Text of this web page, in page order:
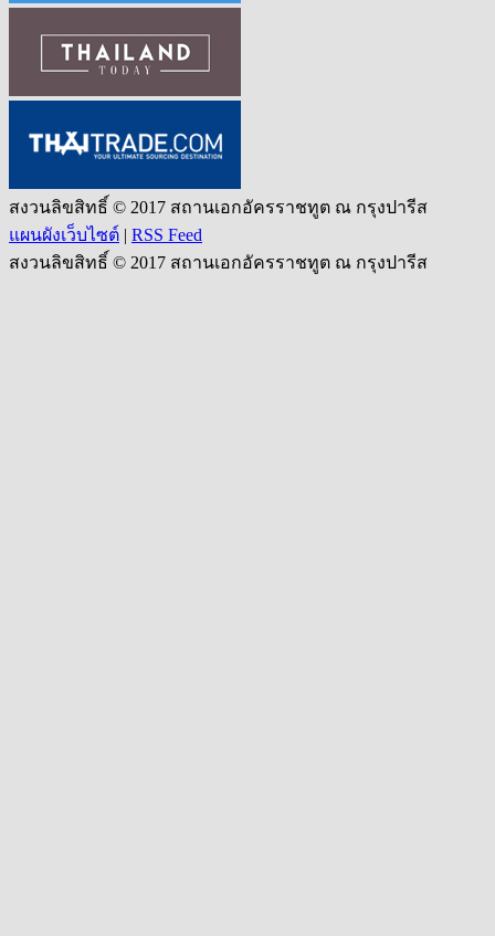
สงวนลิขสิทธิ์ © 2017 สถานเอกอัครราชทูต ณ กรุงปารีส
แผนผังเว็บไซต์ | RSS Feed
สงวนลิขสิทธิ์ © 2017 สถานเอกอัครราชทูต ณ กรุงปารีส